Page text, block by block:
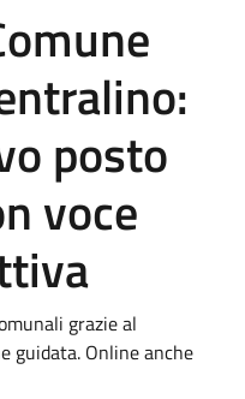
posto
voce
grazie al
guidata. Online anche